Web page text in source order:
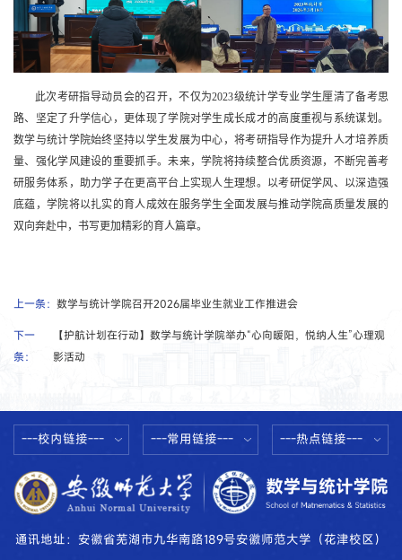
此次考研指导动员会的召开，不仅为2023级统计学专业学生厘清了备考思
路、坚定了升学信心，更体现了学院对学生成长成才的高度重视与系统谋划。
数学与统计学院始终坚持以学生发展为中心，将考研指导作为提升人才培养质
量、强化学风建设的重要抓手。未来，学院将持续整合优质资源，不断完善考
研服务体系，助力学子在更高平台上实现人生理想。以考研促学风、以深造强
底蕴，学院将以扎实的育人成效在服务学生全面发展与推动学院高质量发展的
双向奔赴中，书写更加精彩的育人篇章。
上一条： 数学与统计学院召开2026届毕业生就业工作推进会
下一
条：
【护航计划在行动】数学与统计学院举办“心向暖阳，悦纳人生”心理观
影活动
---校内链接--- ---常用链接--- ---热点链接---
通讯地址：安徽省芜湖市九华南路189号安徽师范大学（花津校区）